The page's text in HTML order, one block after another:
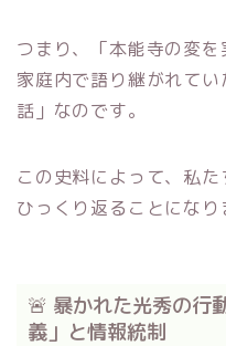
つまり、「本能寺の変
家庭内で語り継がれて
話」なのです。
この史料によって、私
ひっくり返ることになり
🚨 暴かれた光秀の行
義」と情報統制